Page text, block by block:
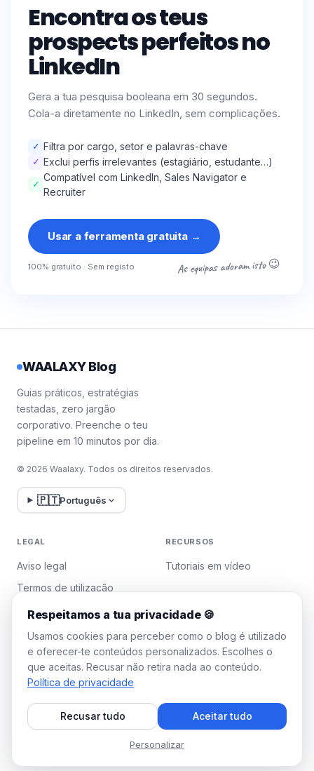
Encontra os teus
prospects perfeitos no
LinkedIn
Gera a tua pesquisa booleana em 30 segundos.
Cola-a diretamente no LinkedIn, sem complicações.
✓ Filtra por cargo, setor e palavras-chave
✓ Exclui perfis irrelevantes (estagiário, estudante…)
✓
Compatível com LinkedIn, Sales Navigator e
Recruiter
Usar a ferramenta gratuita→
100% gratuito · Sem registo As equipas adoram isto 😉
WAALAXY Blog
Guias práticos, estratégias
testadas, zero jargão
corporativo. Preenche o teu
pipeline em 10 minutos por dia.
© 2026 Waalaxy. Todos os direitos reservados.
🇵🇹Português
LEGAL
Aviso legal
Termos de utilização
Política de privacidade
Gerir cookies
RECURSOS
Tutoriais em vídeo
WAALAXY
Plano Team
Respeitamos a tua privacidade 🍪
Usamos cookies para perceber como o blog é utilizado
e oferecer-te conteúdos personalizados. Escolhes o
que aceitas. Recusar não retira nada ao conteúdo.
Política de privacidade
Recusar tudo Aceitar tudo
Personalizar